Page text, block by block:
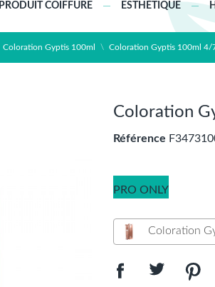
PRODUIT COIFFURE ESTHÉTIQUE
Coloration Gyptis 100ml Coloration Gyptis 100ml 4/
Coloration
Référence
PRO ONLY
Coloration